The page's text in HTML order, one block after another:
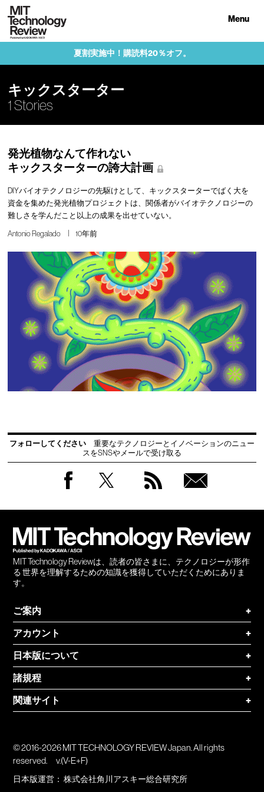
Menu
夏割実施中！購読料20％オフ。
キックスターター
1 Stories
発光植物なんて作れない
キックスターターの誇大計画
DIYバイオテクノロジーの先駆けとして、キックスターターでばく大を
資金を集めた発光植物プロジェクトは、関係者がバイオテクノロジーの
難しさを学んだこと以上の成果を出せていない。
Antonio Regalado 10年前
フォローしてください
重要なテクノロジーとイノベーションのニュー
スをSNSやメールで受け取る
MIT Technology Reviewは、読者の皆さまに、テクノロジーが形作
る 世界を理解するための知識を獲得していただくためにありま
す。
ご案内
+
アカウント
+
日本版について
+
諸規程
+
関連サイト
+
© 2016-2026 MIT TECHNOLOGY REVIEW Japan. All rights
reserved.
v.(V-E+F)
日本版運営：株式会社角川アスキー総合研究所